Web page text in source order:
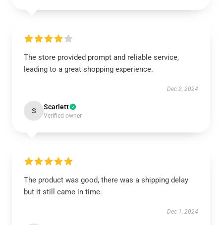
The store provided prompt and reliable service,
leading to a great shopping experience.
Dec 2, 2024
S Scarlett
Verified owner
The product was good, there was a shipping delay
but it still came in time.
Dec 1, 2024